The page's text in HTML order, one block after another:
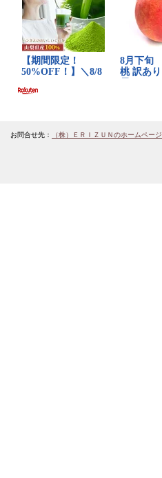
お問合せ先： （株）ＥＲＩＺＵＮのホームページ